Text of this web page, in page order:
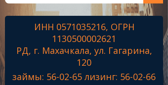
Микрозаймы
Лизинг
Наши проекты
Знамя Победы
ИНН 0571035216, ОГРН
1130500002621
РД, г. Махачкала, ул. Гагарина,
120
займы: 56-02-65 лизинг: 56-02-66